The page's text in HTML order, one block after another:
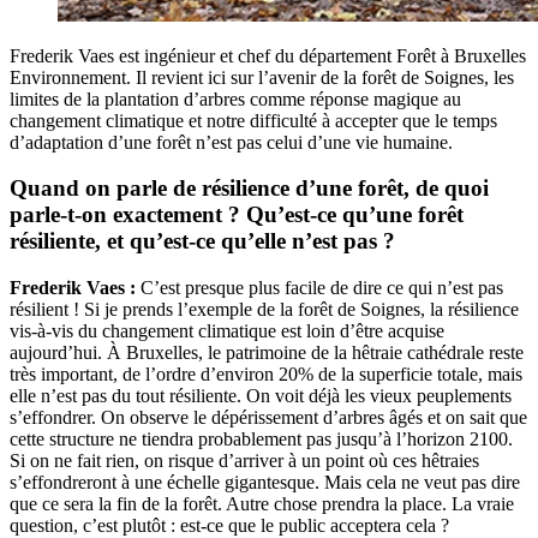
Frederik Vaes est ingénieur et chef du département Forêt à Bruxelles
Environnement. Il revient ici sur l’avenir de la forêt de Soignes, les
limites de la plantation d’arbres comme réponse magique au
changement climatique et notre difficulté à accepter que le temps
d’adaptation d’une forêt n’est pas celui d’une vie humaine.
Quand on parle de résilience d’une forêt, de quoi
parle-t-on exactement ? Qu’est-ce qu’une forêt
résiliente, et qu’est-ce qu’elle n’est pas ?
Frederik Vaes : C’est presque plus facile de dire ce qui n’est pas
résilient ! Si je prends l’exemple de la forêt de Soignes, la résilience
vis-à-vis du changement climatique est loin d’être acquise
aujourd’hui. À Bruxelles, le patrimoine de la hêtraie cathédrale reste
très important, de l’ordre d’environ 20% de la superficie totale, mais
elle n’est pas du tout résiliente. On voit déjà les vieux peuplements
s’effondrer. On observe le dépérissement d’arbres âgés et on sait que
cette structure ne tiendra probablement pas jusqu’à l’horizon 2100.
Si on ne fait rien, on risque d’arriver à un point où ces hêtraies
s’effondreront à une échelle gigantesque. Mais cela ne veut pas dire
que ce sera la fin de la forêt. Autre chose prendra la place. La vraie
question, c’est plutôt : est-ce que le public acceptera cela ?